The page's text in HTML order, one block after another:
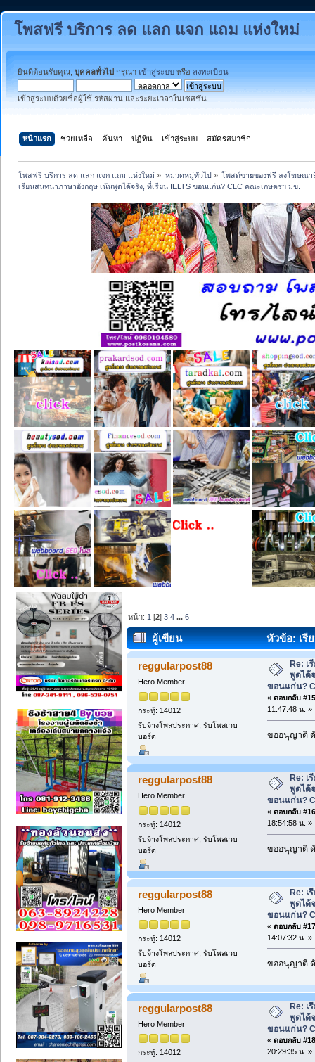
โพสฟรี บริการ ลด แลก แจก แถม แห่งใหม่
ยินดีต้อนรับคุณ, บุคคลทั่วไป กรุณา เข้าสู่ระบบ หรือ ลงทะเบียน
เข้าสู่ระบบด้วยชื่อผู้ใช้ รหัสผ่าน และระยะเวลาในเซสชั่น
หน้าแรก ช่วยเหลือ ค้นหา ปฏิทิน เข้าสู่ระบบ สมัครสมาชิก
โพสฟรี บริการ ลด แลก แจก แถม แห่งใหม่ » หมวดหมู่ทั่วไป» โพสต์ขายของฟรี ลงโฆษณา
เรียนสนทนาภาษาอังกฤษ เน้นพูดได้จริง, ที่เรียน IELTS ขอนแก่น? CLC คณะเกษตรฯ มข.
หน้า: 1 [2]3 4 ...6
ผู้เขียน
หัวข้อ: เรี
ขอนแก่น? CLC คณะเกษตรฯ มข. (อ่าน
reggularpost88
Hero Member
กระทู้: 14012
รับจ้างโพสประกาศ, รับโพสเวบ
บอร์ด
Re: เ
พูดได้
ขอนแก่น?
« ตอบกลับ
11:47:48 น. »
ขออนุญาติ
reggularpost88
Hero Member
กระทู้: 14012
รับจ้างโพสประกาศ, รับโพสเวบ
บอร์ด
Re: เ
พูดได้
ขอนแก่น?
« ตอบกลับ
18:54:58 น. »
ขออนุญาติ
reggularpost88
Hero Member
กระทู้: 14012
รับจ้างโพสประกาศ, รับโพสเวบ
บอร์ด
Re: เ
พูดได้
ขอนแก่น?
« ตอบกลับ
14:07:32 น. »
ขออนุญาติ
reggularpost88
Hero Member
กระทู้: 14012
Re: เ
พูดได้
ขอนแก่น?
« ตอบกลับ
20:29:35 น. »